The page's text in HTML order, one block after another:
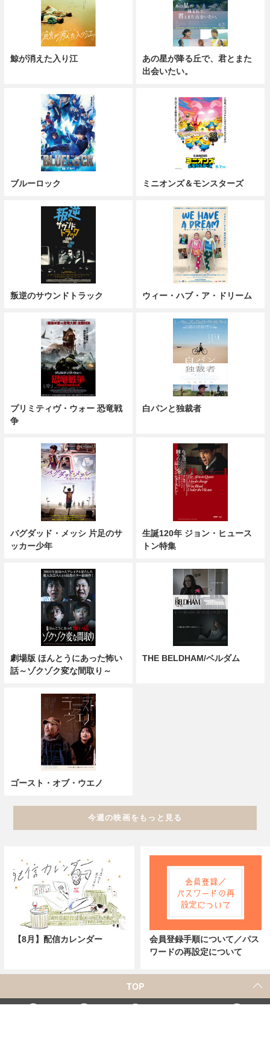
鯨が消えた入り江
あの星が降る丘で、君とまた
出会いたい。
ブルーロック ミニオンズ＆モンスターズ
叛逆のサウンドトラック ウィー・ハブ・ア・ドリーム
プリミティヴ・ウォー 恐竜戦
争
白パンと独裁者
バグダッド・メッシ 片足のサ
ッカー少年
生誕120年 ジョン・ヒュース
トン特集
劇場版 ほんとうにあった怖い
話～ゾクゾク変な間取り～
THE BELDHAM/ベルダム
ゴースト・オブ・ウエノ
今週の映画をもっと見る
【8月】配信カレンダー
会員登録手順について／パス
ワードの再設定について
TOP